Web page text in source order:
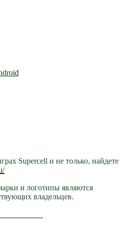
Supercell и не только, найдете
и логотипы являются
владельцев.